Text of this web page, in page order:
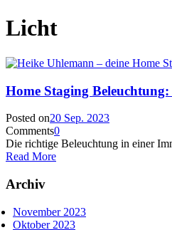
Licht
Home Staging
Posted on20 Sep. 2023
Comments0
Die richtige Beleuchtung in einer
Read More
Archiv
November 2023
Oktober 2023